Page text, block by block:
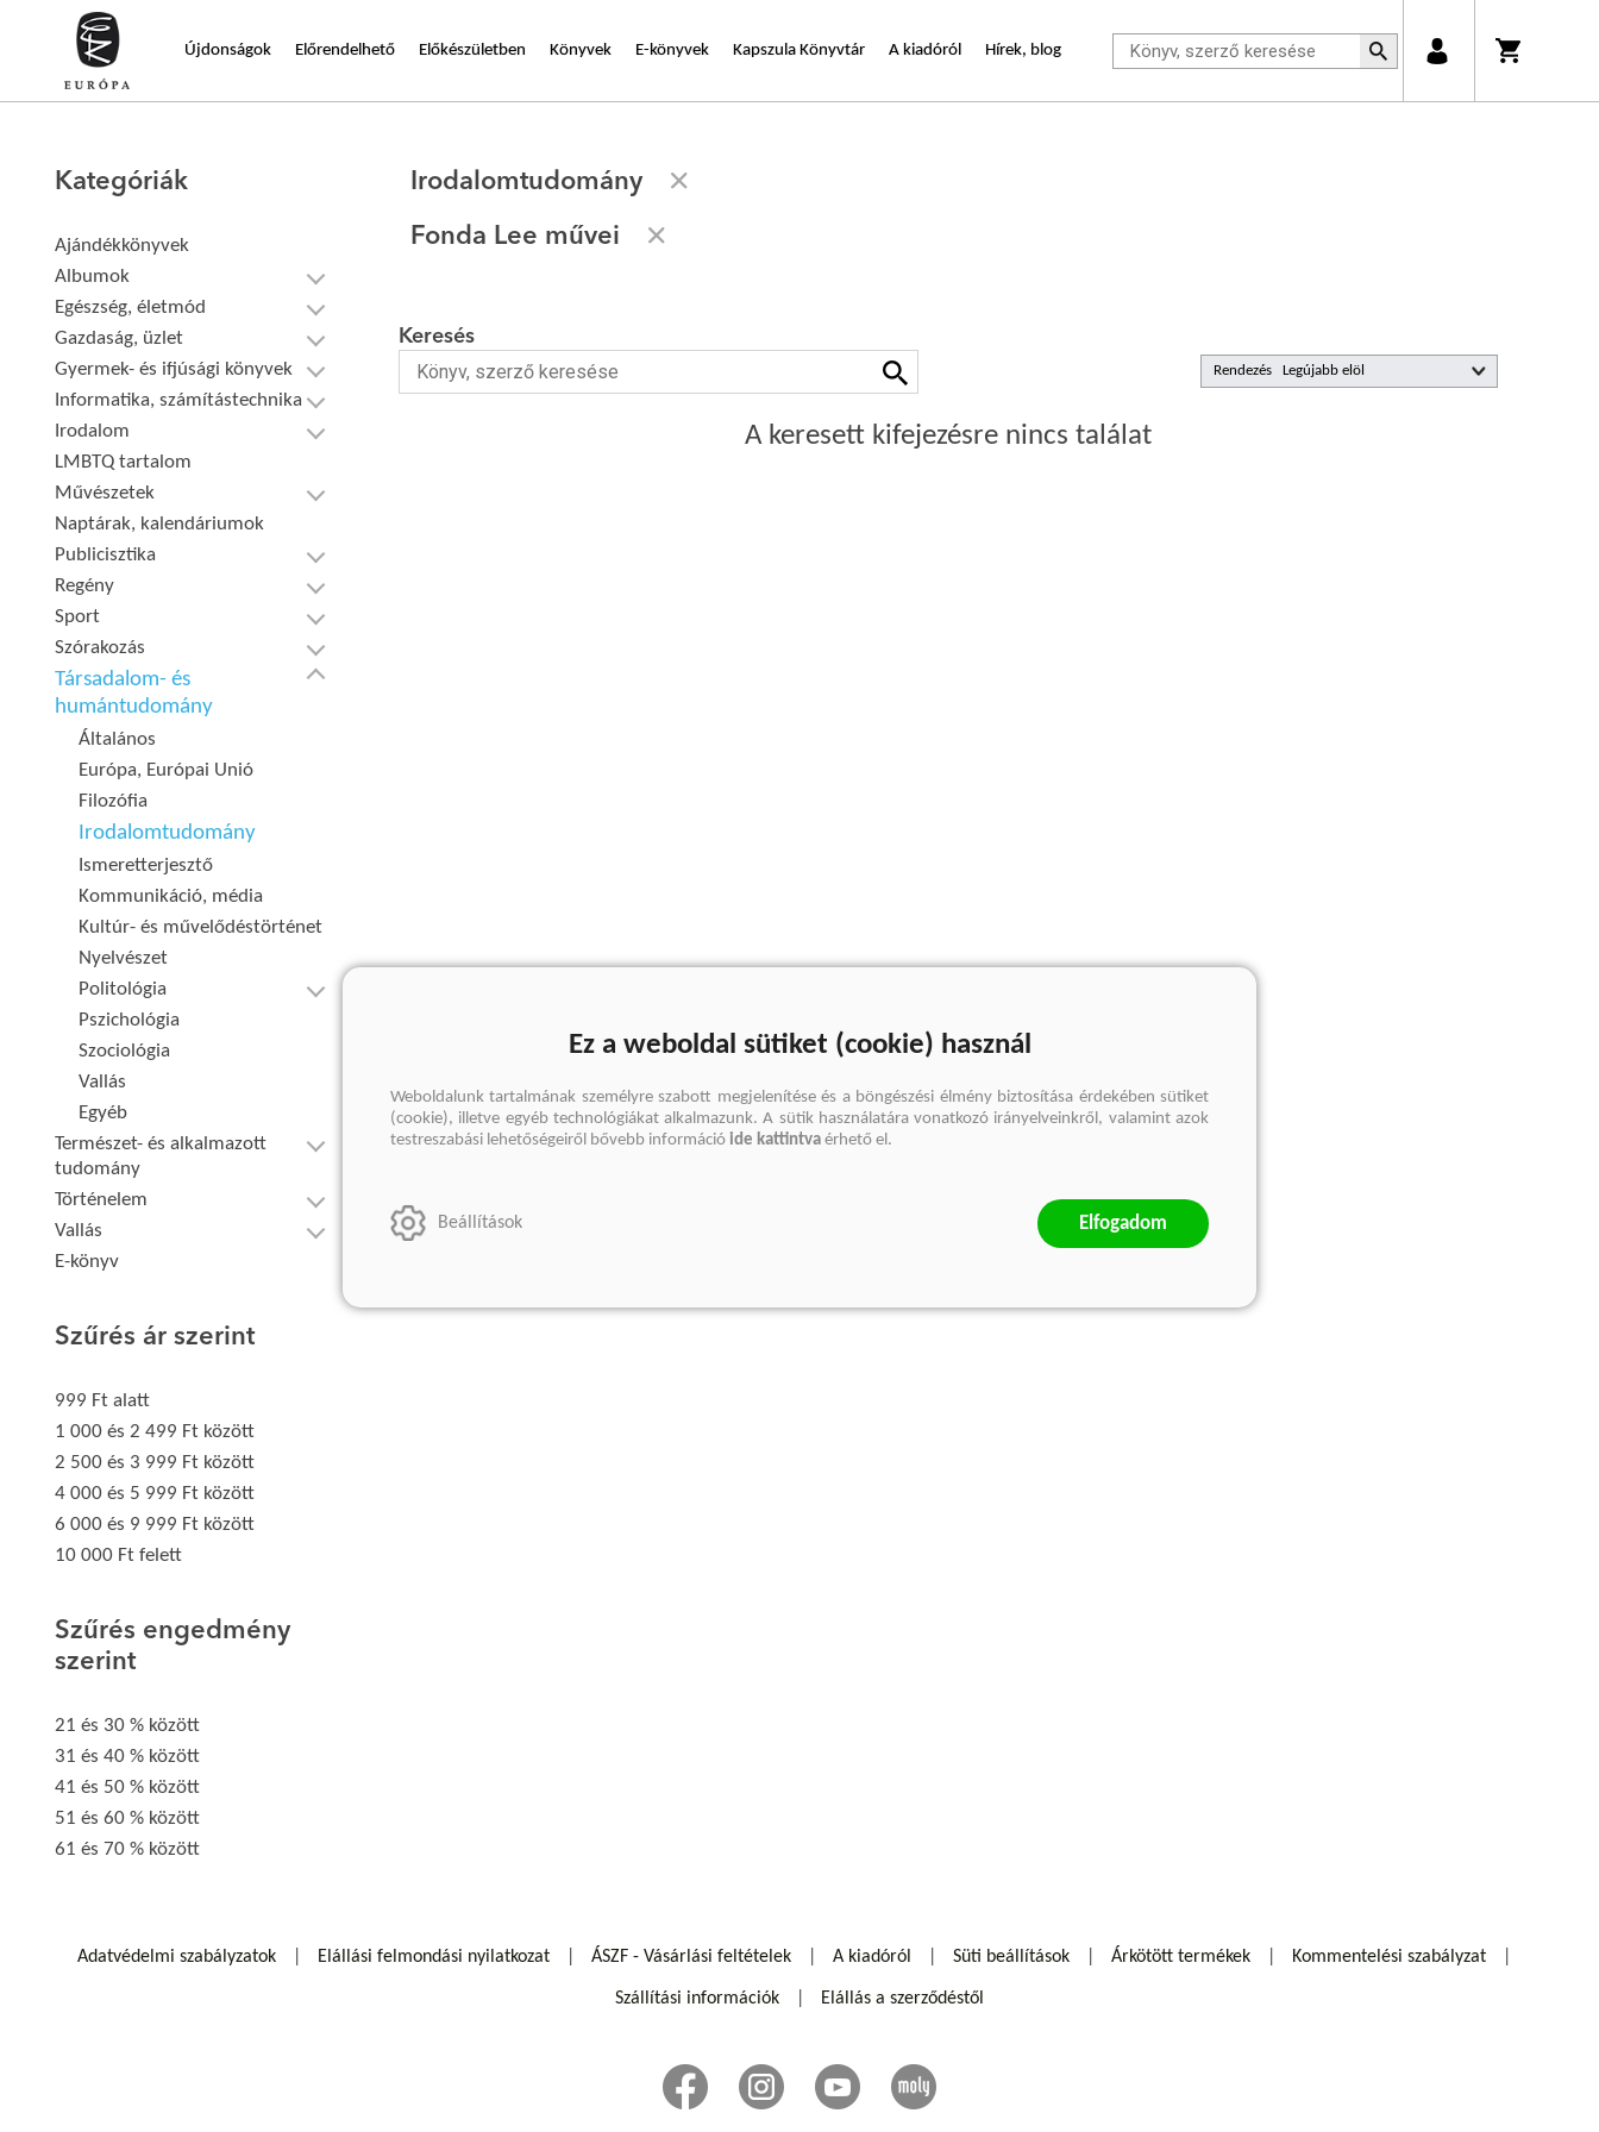
Újdonságok Előrendelhető Előkészületben Könyvek E-könyvek Kapszula Könyvtár A kiadóról Hírek, blog
Kategóriák
Ajándékkönyvek
Albumok
Egészség, életmód
Gazdaság, üzlet
Gyermek- és ifjúsági könyvek
Informatika, számítástechnika
Irodalom
LMBTQ tartalom
Művészetek
Naptárak, kalendáriumok
Publicisztika
Regény
Sport
Szórakozás
Társadalom- és
humántudomány
Általános
Európa, Európai Unió
Filozófia
Irodalomtudomány
Ismeretterjesztő
Kommunikáció, média
Kultúr- és művelődéstörténet
Nyelvészet
Politológia
Pszichológia
Szociológia
Vallás
Egyéb
Természet- és alkalmazott
tudomány
Történelem
Vallás
E-könyv
Szűrés ár szerint
999 Ft alatt
1 000 és 2 499 Ft között
2 500 és 3 999 Ft között
4 000 és 5 999 Ft között
6 000 és 9 999 Ft között
10 000 Ft felett
Szűrés engedmény
szerint
21 és 30 % között
31 és 40 % között
41 és 50 % között
51 és 60 % között
61 és 70 % között
Irodalomtudomány
Fonda Lee művei
Rendezés
Keresés
A keresett kifejezésre nincs találat
Adatvédelmi szabályzatok Elállási felmondási nyilatkozat ÁSZF - Vásárlási feltételek A kiadóról Süti beállítások Árkötött termékek Kommentelési szabályzat
Szállítási információk Elállás a szerződéstől
Ez a weboldal sütiket (cookie) használ
Weboldalunk tartalmának személyre szabott megjelenítése és a böngészési élmény biztosítása érdekében sütiket
(cookie), illetve egyéb technológiákat alkalmazunk. A sütik használatára vonatkozó irányelveinkről, valamint azok
testreszabási lehetőségeiről bővebb információ ide kattintva érhető el.
Beállítások Elfogadom